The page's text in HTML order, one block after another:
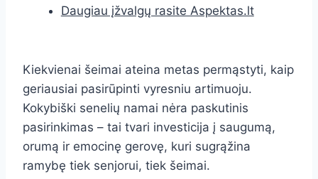
Daugiau įžvalgų rasite Aspektas.lt
Kiekvienai šeimai ateina metas permąstyti, kaip
geriausiai pasirūpinti vyresniu artimuoju.
Kokybiški senelių namai nėra paskutinis
pasirinkimas – tai tvari investicija į saugumą,
orumą ir emocinę gerovę, kuri sugrąžina
ramybę tiek senjorui, tiek šeimai.